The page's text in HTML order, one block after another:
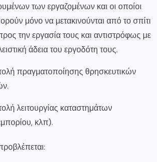
των εργαζομένων και οι οποίοι
μόνο να μετακινούνται από το σπίτι
την εργασία τους και αντιστρόφως με
άδεια του εργοδότη τους.
πραγματοποίησης θρησκευτικών
λειτουργίας καταστημάτων
κλπ).